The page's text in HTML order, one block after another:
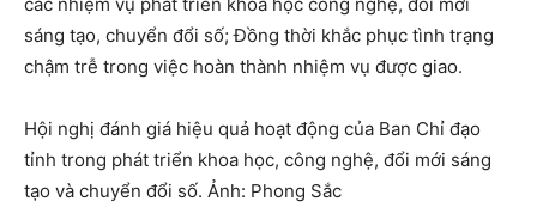
sáng tạo, chuyển đổi số; Đồng thời khắc phục tình trạng
chậm trễ trong việc hoàn thành nhiệm vụ được giao.
Hội nghị đánh giá hiệu quả hoạt động của Ban Chỉ đạo
tỉnh trong phát triển khoa học, công nghệ, đổi mới sáng
tạo và chuyển đổi số. Ảnh: Phong Sắc